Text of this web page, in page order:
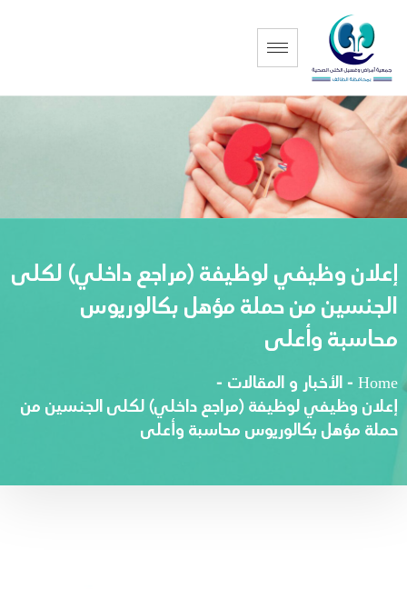
إعلان وظيفي لوظيفة (مراجع داخلي) لكلى
الجنسين من حملة مؤهل بكالوريوس
محاسبة وأعلى
Home
-الأخبار و المقالات -
إعلان وظيفي لوظيفة (مراجع داخلي) لكلى الجنسين من
حملة مؤهل بكالوريوس محاسبة وأعلى